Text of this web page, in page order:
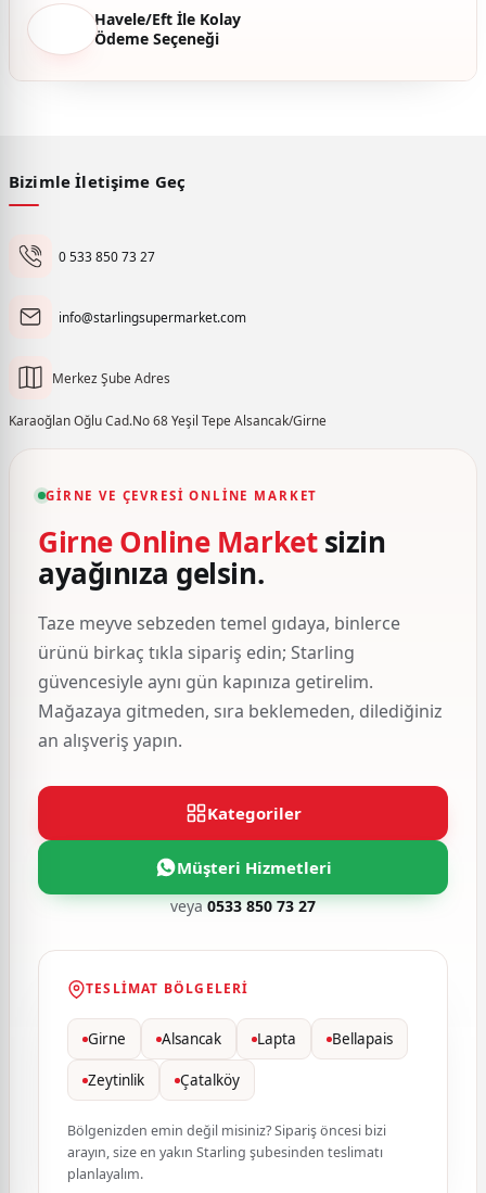
Havele/Eft İle Kolay
Ödeme Seçeneği
Bizimle İletişime Geç
0 533 850 73 27
info@starlingsupermarket.com
Merkez Şube Adres
Karaoğlan Oğlu Cad.No 68 Yeşil Tepe Alsancak/Girne
GIRNE VE ÇEVRESI ONLINE MARKET
Girne Online Marketsizin
ayağınıza gelsin.
Taze meyve sebzeden temel gıdaya, binlerce
ürünü birkaç tıkla sipariş edin; Starling
güvencesiyle aynı gün kapınıza getirelim.
Mağazaya gitmeden, sıra beklemeden, dilediğiniz
an alışveriş yapın.
Kategoriler
Müşteri Hizmetleri
veya0533 850 73 27
TESLIMAT BÖLGELERI
Girne Alsancak Lapta Bellapais
Zeytinlik Çatalköy
Bölgenizden emin değil misiniz? Sipariş öncesi bizi
arayın, size en yakın Starling şubesinden teslimatı
planlayalım.